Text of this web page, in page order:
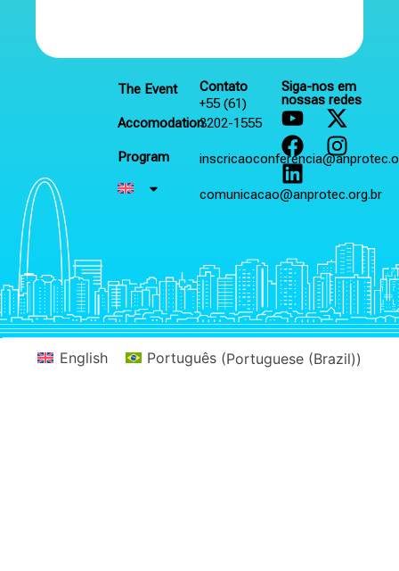
The Event
Accomodation
Program
Contato
+55 (61)
3202-1555
comunicacao@anprotec.org.br
Siga-nos em
nossas redes
English Português(Portuguese (Brazil))